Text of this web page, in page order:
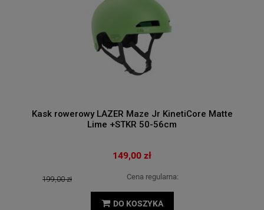
Kask rowerowy LAZER Maze Jr KinetiCore Matte
Lime +STKR 50-56cm
149,00 zł
Cena regularna:
199,00 zł
DO KOSZYKA